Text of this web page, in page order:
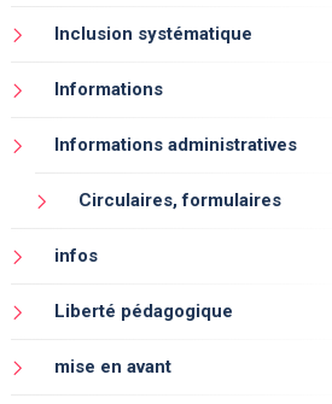
Inclusion systématique
Informations
Informations administratives
Circulaires, formulaires
infos
Liberté pédagogique
mise en avant